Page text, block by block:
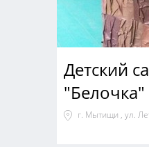
Детский
"Белочка"
г. Мытищи , ул.